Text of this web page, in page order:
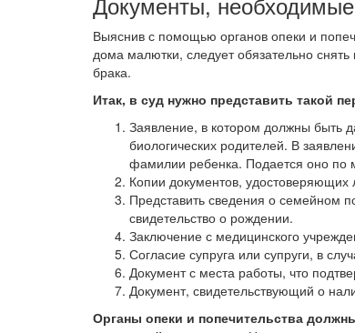
Выяснив с помощью органов опеки и
дома малютки, следует обязательно снять
брака.
Итак, в суд нужно представить такой
Заявление, в котором должны быть
биологических родителей. В
фамилии ребенка. Подается оно по
Копии документов, удостоверяющих
Представить сведения о семейном
свидетельство о рождении.
Заключение с медицинского
Согласие супруга или супруги, в
Документ с места работы, что
Документ, свидетельствующий о
Органы опеки и попечительства